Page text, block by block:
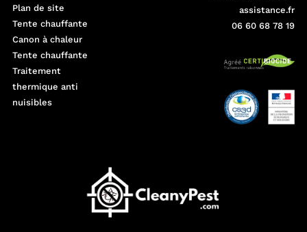
Plan de site
Tente chauffante
Canon à chaleur
Tente chauffante
Traitement
thermique anti
nuisibles
assistance.fr
06 60 68 78 19